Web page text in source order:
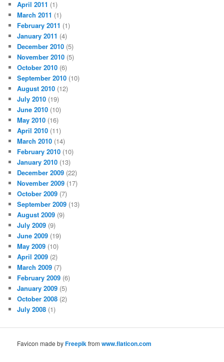
April 2011 (1)
March 2011 (1)
February 2011 (1)
January 2011 (4)
December 2010 (5)
November 2010 (5)
October 2010 (6)
September 2010 (10)
August 2010 (12)
July 2010 (19)
June 2010 (10)
May 2010 (16)
April 2010 (11)
March 2010 (14)
February 2010 (10)
January 2010 (13)
December 2009 (22)
November 2009 (17)
October 2009 (7)
September 2009 (13)
August 2009 (9)
July 2009 (9)
June 2009 (19)
May 2009 (10)
April 2009 (2)
March 2009 (7)
February 2009 (6)
January 2009 (5)
October 2008 (2)
July 2008 (1)
Favicon made byFreepikfromwww.flaticon.com